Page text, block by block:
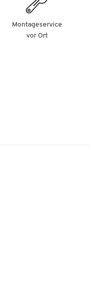
Montageservice
vor Ort